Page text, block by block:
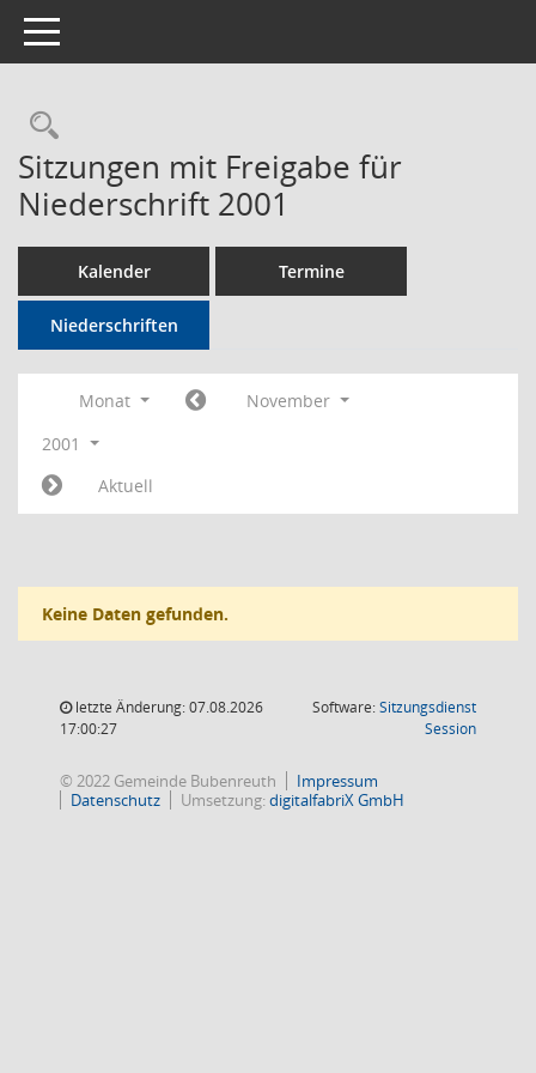
Toggle navigation
Rechercheauswahl
Sitzungen mit Freigabe für
Niederschrift 2001
Kalender Termine
Niederschriften
Monat
November
2001
Aktuell
Keine Daten gefunden.
letzte Änderung: 07.08.2026
17:00:27
Software:Sitzungsdienst
Session(Wird in
© 2022 Gemeinde Bubenreuth
Impressum
Datenschutz
Umsetzung:digitalfabriX GmbH